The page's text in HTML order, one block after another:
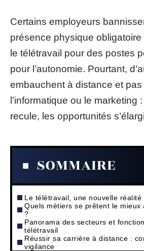
Certains employeurs
présence physique
le télétravail pour des postes
pour l’autonomie. Pourtant,
embauchent à distance et
l’informatique ou le marketing
recule, les opportunités
SOMMAIRE
Le télétravail, une nouvelle réalité
Quels métiers se prêtent le mieux
?
Panorama des secteurs et
télétravail
Réussir sa carrière à distance :
vigilance